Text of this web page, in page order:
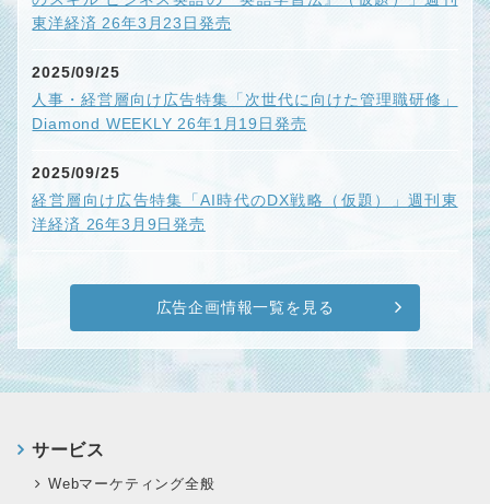
東洋経済 26年3月23日発売
2025/09/25
人事・経営層向け広告特集「次世代に向けた管理職研修」
Diamond WEEKLY 26年1月19日発売
2025/09/25
経営層向け広告特集「AI時代のDX戦略（仮題）」週刊東
洋経済 26年3月9日発売
広告企画情報一覧を見る
サービス
Webマーケティング全般